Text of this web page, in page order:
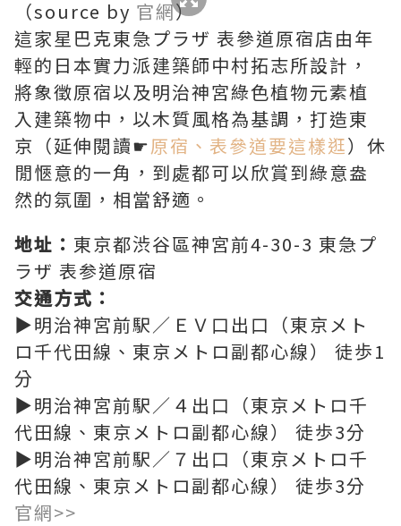
（source by 官網）
這家星巴克東急プラザ 表參道原宿店由年
輕的日本實力派建築師中村拓志所設計，
將象徵原宿以及明治神宮綠色植物元素植
入建築物中，以木質風格為基調，打造東
京（延伸閱讀☛原宿、表參道要這樣逛）休
閒愜意的一角，到處都可以欣賞到綠意盎
然的氛圍，相當舒適。
地址： 東京都渋谷區神宮前4-30-3 東急プ
ラザ 表参道原宿
交通方式：
▶明治神宮前駅／ＥＶ口出口（東京メト
ロ千代田線、東京メトロ副都心線） 徒歩1
分
▶明治神宮前駅／４出口（東京メトロ千
代田線、東京メトロ副都心線） 徒歩3分
▶明治神宮前駅／７出口（東京メトロ千
代田線、東京メトロ副都心線） 徒歩3分
官網>>